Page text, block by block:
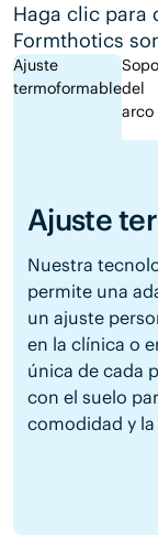
Haga clic para
Formthotics
Ajuste
termoformabledel
arco
Ajuste
Nuestra
permite una
un ajuste
en la clínica o
única de cada
con el suelo
comodidad y